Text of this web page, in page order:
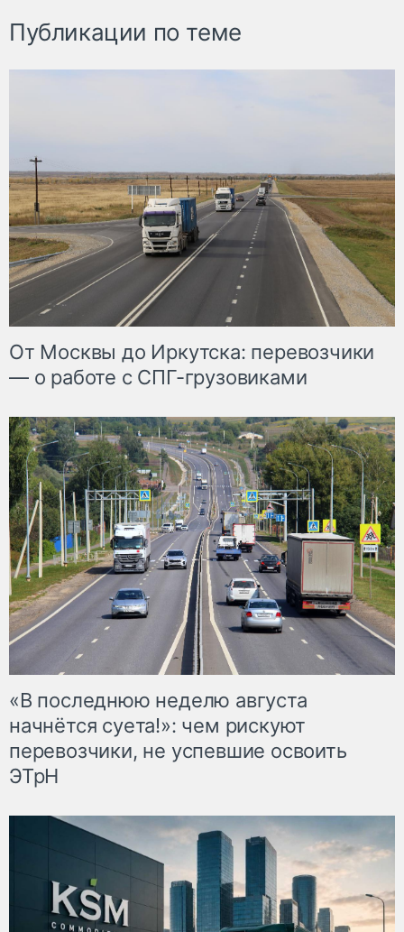
Публикации по теме
От Москвы до Иркутска: перевозчики
— о работе с СПГ-грузовиками
«В последнюю неделю августа
начнётся суета!»: чем рискуют
перевозчики, не успевшие освоить
ЭТрН